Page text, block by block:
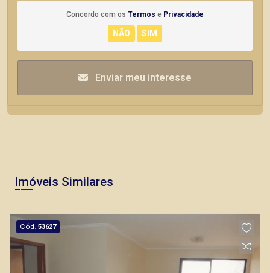
Concordo com os Termos e Privacidade
Enviar meu interesse
Imóveis Similares
Cód.53627